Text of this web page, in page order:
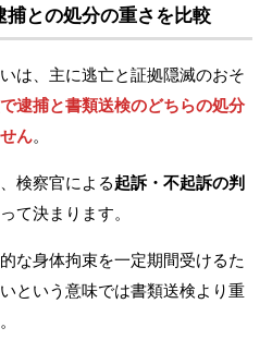
との処分の重さを比較
は、主に逃亡と証拠隠滅のおそ
逮捕と書類送検のどちらの処分
ん。
検察官による起訴・不起訴の判
て決まります。
な身体拘束を一定期間受けるた
という意味では書類送検より重